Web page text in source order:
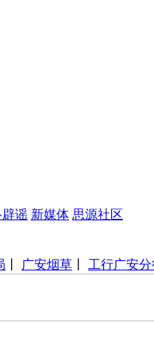
辟谣 新媒体 思源社区
广安烟草 工行广安分